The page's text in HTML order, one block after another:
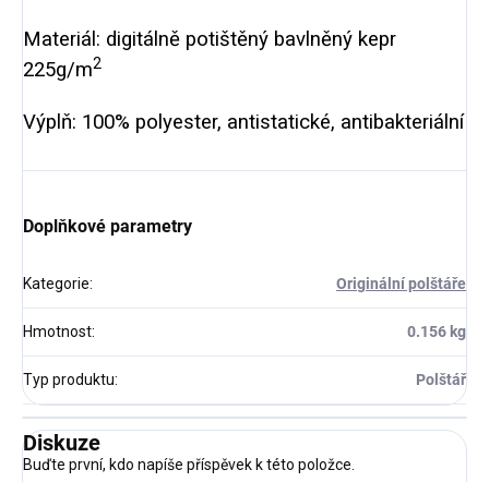
Materiál: digitálně potištěný bavlněný kepr
225g/m2
Výplň: 100% polyester, antistatické, antibakteriální
Doplňkové parametry
Kategorie: Originální polštáře
Hmotnost: 0.156 kg
Typ produktu: Polštář
Diskuze
Buďte první, kdo napíše příspěvek k této položce.